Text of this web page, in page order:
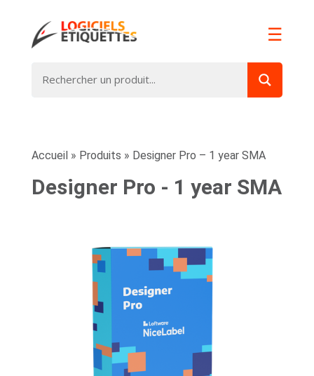
☰
Accueil » Produits » Designer Pro – 1 year SMA
Designer Pro - 1 year SMA